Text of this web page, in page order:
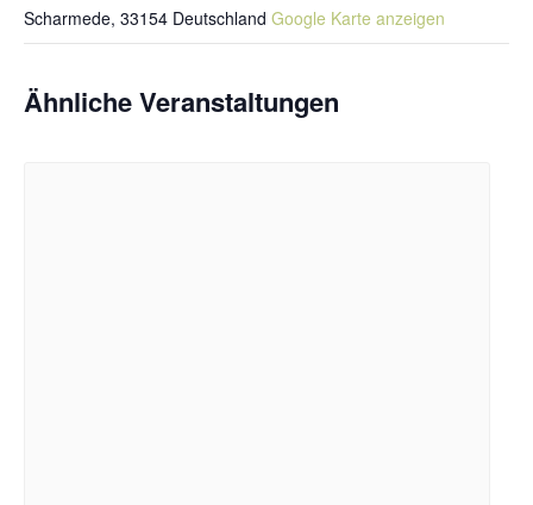
Scharmede, 33154 Deutschland Google Karte anzeigen
Ähnliche Veranstaltungen